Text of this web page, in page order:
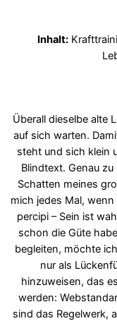
Inhalt:
Überall dieselbe alte
auf sich warten.
steht und sich klein
Blindtext. Genau
Schatten meines
mich jedes Mal,
percipi – Sein ist
schon die Güte
begleiten, möchte
nur als
hinzuweisen, das
werden:
sind das Regelwerk,